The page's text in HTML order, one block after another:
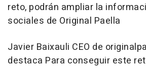
reto, podrán ampliar la
sociales de Original Paella
Javier Baixauli CEO de
destaca Para conseguir este